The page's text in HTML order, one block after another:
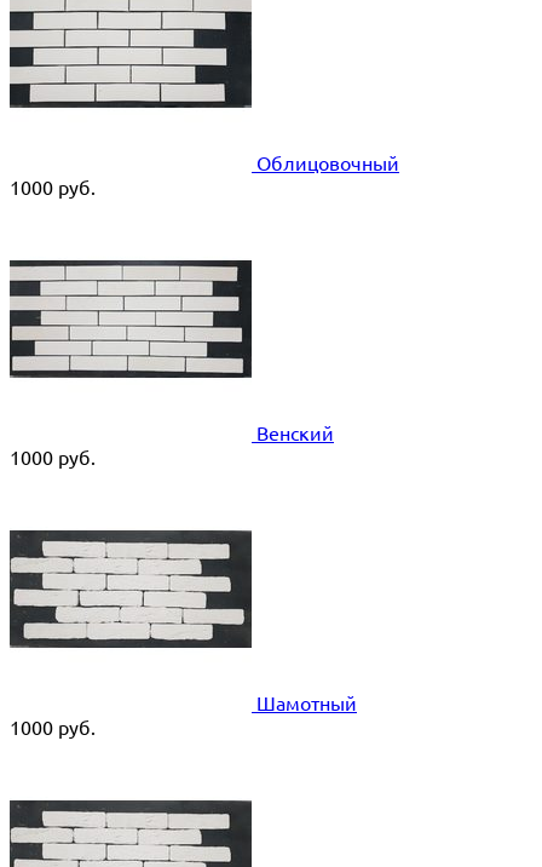
Облицовочный
1000 руб.
Венский
1000 руб.
Шамотный
1000 руб.